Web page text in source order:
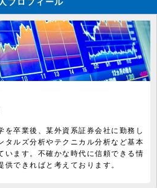
を卒業後、某外資系証券会社に勤務し
タルズ分析やテクニカル分析など基本
います。不確かな時代に信頼できる情
できればと考えております。